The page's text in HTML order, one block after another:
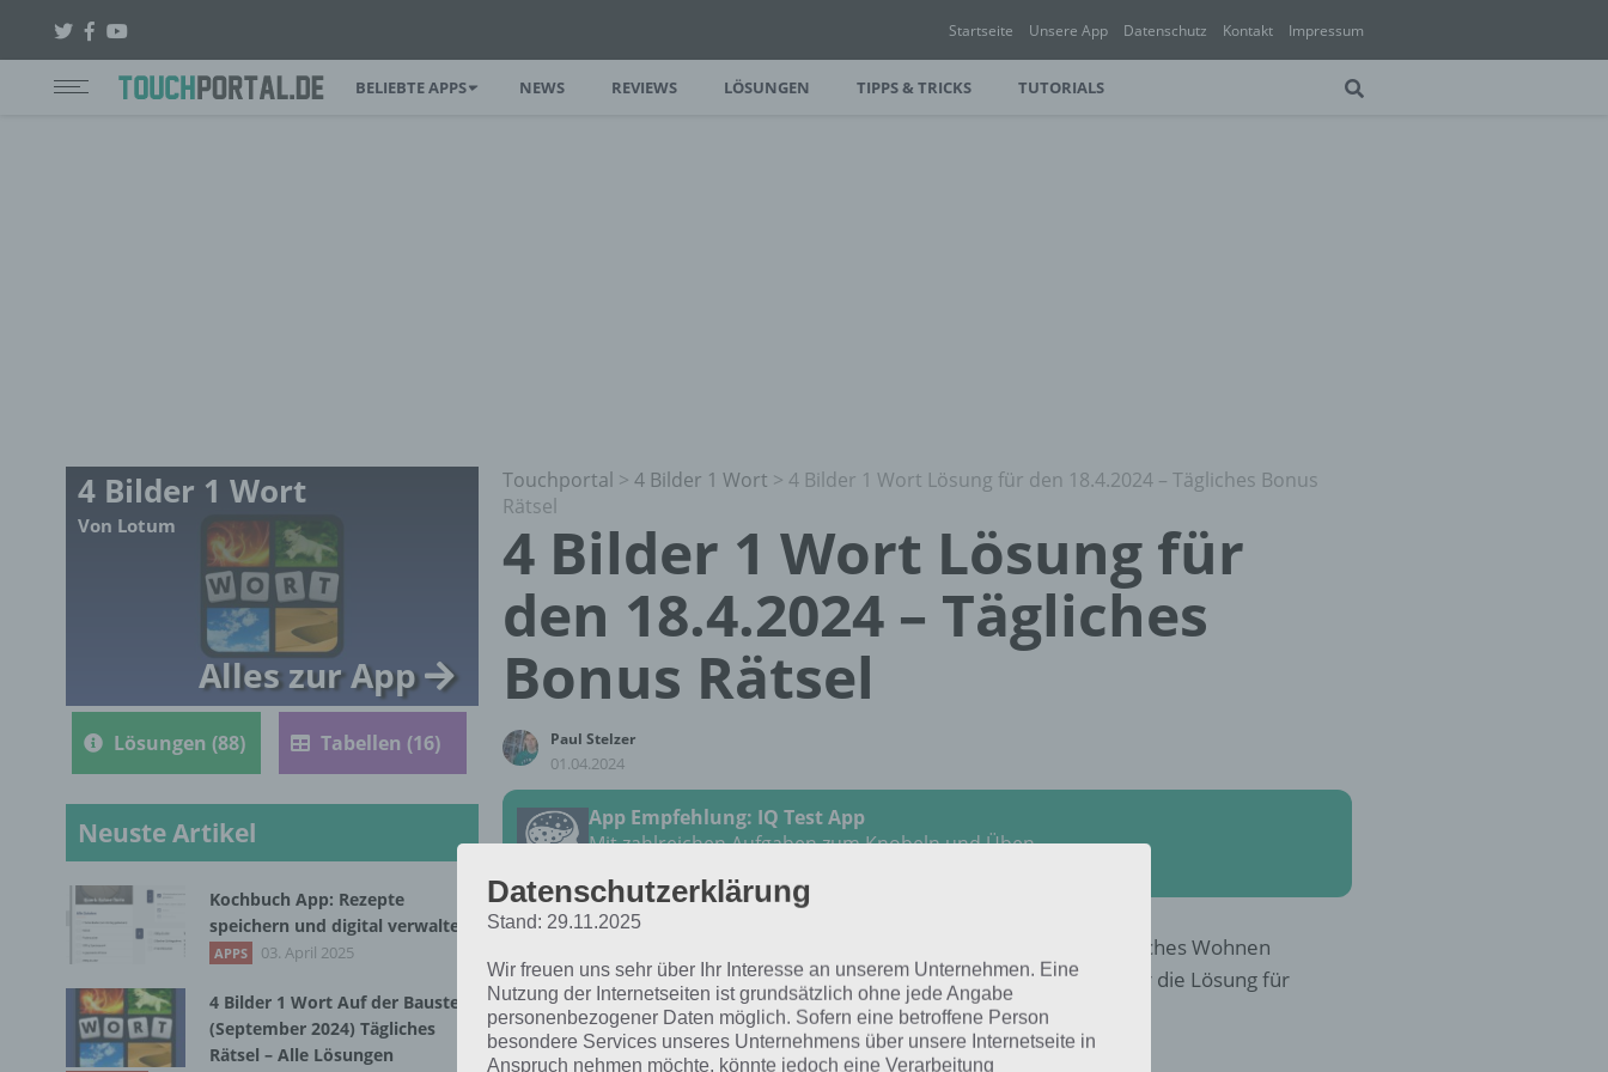
Startseite Unsere App Datenschutz Kontakt Impressum
BELIEBTE APPS NEWS REVIEWS LÖSUNGEN TIPPS & TRICKS TUTORIALS
Touchportal > 4 Bilder 1 Wort > 4 Bilder 1 Wort Lösung für den 18.4.2024 – Tägliches Bonus
Rätsel
4 Bilder 1 Wort Lösung für
den 18.4.2024 – Tägliches
Bonus Rätsel
Paul Stelzer
01.04.2024
App Empfehlung: IQ Test App
Mit zahlreichen Aufgaben zum Knobeln und Üben
Rätsel vom 18.4.2024 zu Gemütliches Wohnen
im April 2024 in 4 Bilder 1 Wort. Wenn du dort aktuell feststeckst, hier die Lösung für
dich:
4 Bilder 1 Wort
Von Lotum
Alles zur App
Lösungen (88) Tabellen (16)
Neuste Artikel
Kochbuch App: Rezepte
speichern und digital verwalten
APPS 03. April 2025
4 Bilder 1 Wort Auf der Baustelle
(September 2024) Tägliches
Rätsel – Alle Lösungen
Datenschutzerklärung
Stand: 29.11.2025
Wir freuen uns sehr über Ihr Interesse an unserem Unternehmen. Eine
Nutzung der Internetseiten ist grundsätzlich ohne jede Angabe
personenbezogener Daten möglich. Sofern eine betroffene Person
besondere Services unseres Unternehmens über unsere Internetseite in
Anspruch nehmen möchte, könnte jedoch eine Verarbeitung